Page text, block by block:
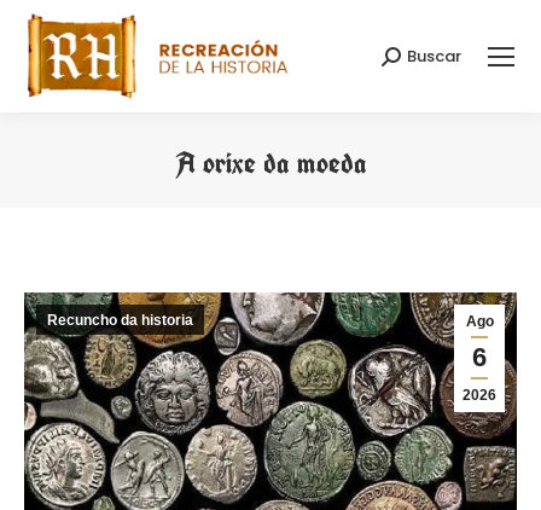
Search:
Buscar
A orixe da moeda
Ago
6
2026
Recuncho da historia